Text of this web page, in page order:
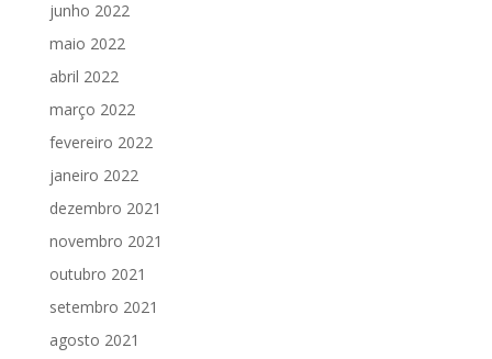
junho 2022
maio 2022
abril 2022
março 2022
fevereiro 2022
janeiro 2022
dezembro 2021
novembro 2021
outubro 2021
setembro 2021
agosto 2021